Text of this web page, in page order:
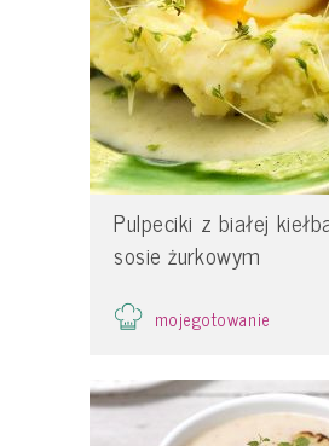
Pulpeciki z białej
sosie żurkowym
mojegotowanie